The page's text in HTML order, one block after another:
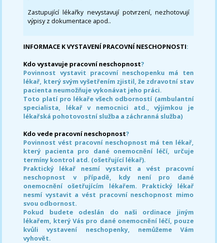
Zastupující lékařky nevystavují potvrzení, nezhotovují
výpisy z dokumentace apod..
INFORMACE K VYSTAVENÍ PRACOVNÍ NESCHOPNOSTI:
Kdo vystavuje pracovní neschopnost?
Povinnost vystavit pracovní neschopenku má ten
lékař, který svým vyšetřením zjistil, že zdravotní stav
pacienta neumožňuje vykonávat jeho práci.
Toto platí pro lékaře všech odborností (ambulantní
specialista, lékař v nemocnici atd., výjimkou je
lékařská pohotovostní služba a záchranná služba)
Kdo vede pracovní neschopnost?
Povinnost vést pracovní neschopnost má ten lékař,
který pacienta pro dané onemocnění léčí, určuje
termíny kontrol atd. (ošetřující lékař).
Praktický lékař nesmí vystavit a vést pracovní
neschopnost v případě, kdy není pro dané
onemocnění ošetřujícím lékařem. Praktický lékař
nesmí vystavit a vést pracovní neschopnost mimo
svou odbornost.
Pokud budete odeslán do naši ordinace jiným
lékařem, který Vás pro dané onemocnění léčí, pouze
kvůli vystavení neschopenky, nemůžeme Vám
vyhovět.